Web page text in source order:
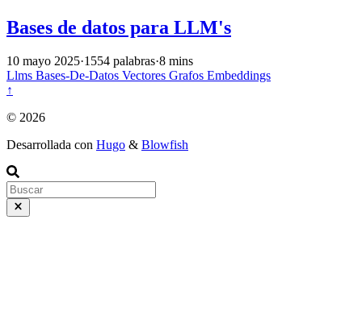
Bases de datos para LLM's
10 mayo 2025·1554 palabras·8 mins
Llms Bases-De-Datos Vectores Grafos Embeddings
↑
© 2026
Desarrollada con Hugo & Blowfish